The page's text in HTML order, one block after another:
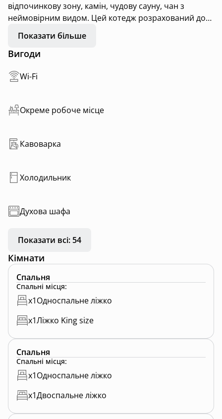
відпочинкову зону, камін, чудову сауну, чан з
неймовірним видом. Цей котедж розрахований до
Показати більше
Вигоди
Wi-Fi
Окреме робоче місце
Кавоварка
Холодильник
Духова шафа
Показати всі: 54
Кімнати
Спальня
Спальні місця:
x1Односпальне ліжко
x1Ліжко King size
Спальня
Спальні місця:
x1Односпальне ліжко
x1Двоспальне ліжко